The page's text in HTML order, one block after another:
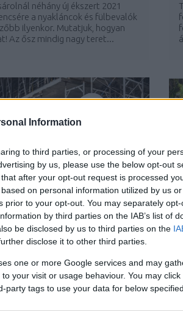
Information
to third parties, or processing of your
by us, please use the below opt-out
after your opt-out request is processed
on personal information utilized by us
prior to your opt-out. You may separately
by third parties on the IAB’s list of
be disclosed by us to third parties on the
disclose it to other third parties.
one or more Google services and may
your visit or usage behaviour. You may
party tags to use your data for below
néhány új ékszert 2021
a nyakláncok és fülbevalók
ilyenkor. Mutatjuk, hogyan
Az ősz mindig nagy teret...
LEGBIZTONSÁGOSABB
SZERSZÁM
többek között azzal
melyek a legbiztonságosabb
webshopból vásárolva...